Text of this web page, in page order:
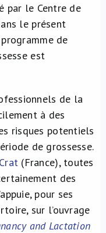
par le Centre de
le présent
de
est
de la
à des
risques potentiels
de grossesse.
Crat (France), toutes
des
pour ses
sur l’ouvrage
and Lactation